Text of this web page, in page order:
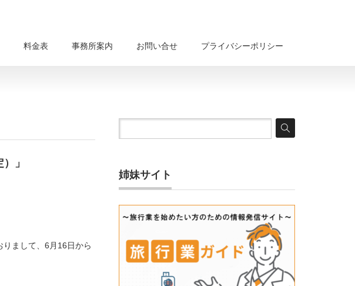
料金表 事務所案内 お問い合せ プライバシーポリシー
」
まして、6月16日から
姉妹サイト